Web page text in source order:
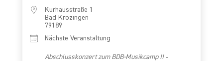
Kurhausstraße 1
Bad Krozingen
79189
Nächste Veranstaltung
Abschlusskonzert zum BDB-Musikcamp II-